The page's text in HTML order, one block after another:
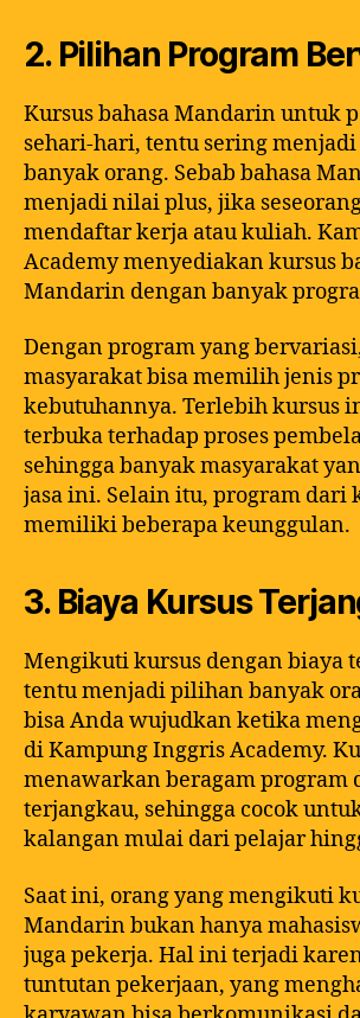
2. Pilihan Program
Kursus bahasa Mandarin untuk
sehari-hari, tentu sering
banyak orang. Sebab bahasa
menjadi nilai plus, jika
mendaftar kerja atau kuliah.
Academy menyediakan kursus
Mandarin dengan banyak
Dengan program yang
masyarakat bisa memilih jenis
kebutuhannya. Terlebih kursus
terbuka terhadap proses
sehingga banyak masyarakat
jasa ini. Selain itu, program dari
memiliki beberapa keunggulan.
3. Biaya Kursus
Mengikuti kursus dengan biaya
tentu menjadi pilihan banyak
bisa Anda wujudkan ketika
di Kampung Inggris Academy.
menawarkan beragam program
terjangkau, sehingga cocok
kalangan mulai dari pelajar
Saat ini, orang yang mengikuti
Mandarin bukan hanya
juga pekerja. Hal ini terjadi
tuntutan pekerjaan, yang